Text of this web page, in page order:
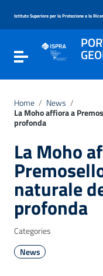
Go to the
Go to the footer
Istituto Superiore per la Protezione e la
Toggle navigation
Home / News /
La Moho affiora a
profonda
La Moho
naturale
profonda
Categories
News